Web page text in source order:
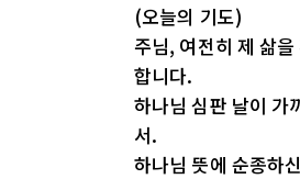
(오늘의 기도)
주님, 여전히 제 삶
합니다.
하나님 심판 날이 가
서.
하나님 뜻에 순종하